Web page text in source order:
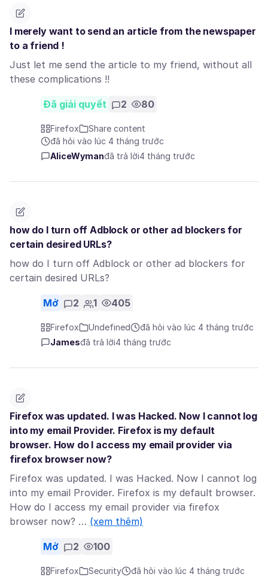
I merely want to send an article from the newspaper
to a friend !
Just let me send the article to my friend, without all
these complications !!
Đã giải quyết 2 80
Firefox
Share content
đã hỏi vào lúc 4 tháng trước
AliceWymanđã trả lời4 tháng trước
how do I turn off Adblock or other ad blockers for
certain desired URLs?
how do I turn off Adblock or other ad blockers for
certain desired URLs?
Mở 2 1 405
Firefox Undefined
đã hỏi vào lúc 4 tháng trước
Jamesđã trả lời4 tháng trước
Firefox was updated. I was Hacked. Now I cannot log
into my email Provider. Firefox is my default
browser. How do I access my email provider via
firefox browser now?
Firefox was updated. I was Hacked. Now I cannot log
into my email Provider. Firefox is my default browser.
How do I access my email provider via firefox
browser now? … (xem thêm)
Mở 2 100
Firefox Security
đã hỏi vào lúc 4 tháng trước